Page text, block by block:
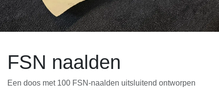
FSN naalden
Een doos met 100 FSN-naalden uitsluitend ontworpen